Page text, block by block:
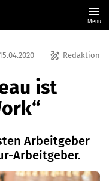
menu
Menü
draw Redaktion
ist
Arbeitgeber
Arbeitgeber.